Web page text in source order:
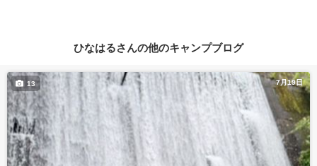
ひなはるさんの他のキャンプブログ
7月19日
13